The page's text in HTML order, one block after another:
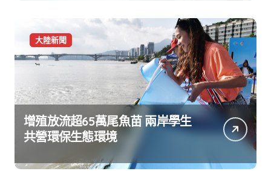
大陸新聞
增殖放流超65萬尾魚苗 兩岸學生
共營環保生態環境